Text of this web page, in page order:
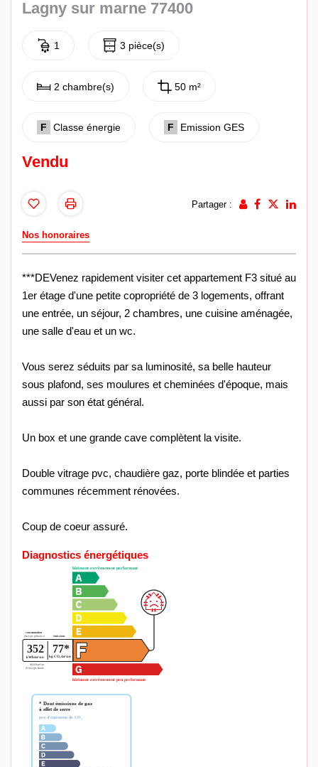
Lagny sur marne 77400
1 3 pièce(s)
2 chambre(s) 50 m²
F Classe énergie F Emission GES
Vendu
Partager :
Nos honoraires
***DEVenez rapidement visiter cet appartement F3 situé au
1er étage d'une petite copropriété de 3 logements, offrant
une entrée, un séjour, 2 chambres, une cuisine aménagée,
une salle d'eau et un wc.
Vous serez séduits par sa luminosité, sa belle hauteur
sous plafond, ses moulures et cheminées d'époque, mais
aussi par son état général.
Un box et une grande cave complètent la visite.
Double vitrage pvc, chaudière gaz, porte blindée et parties
communes récemment rénovées.
Coup de coeur assuré.
Diagnostics énergétiques